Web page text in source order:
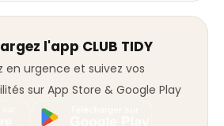
l'app CLUB TIDY
en urgence et suivez vos
sur App Store & Google Play